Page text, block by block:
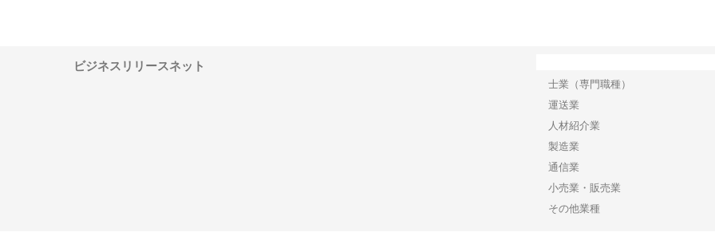
ビジネスリリースネット
士業（専門職種）
運送業
人材紹介業
製造業
通信業
小売業・販売業
その他業種